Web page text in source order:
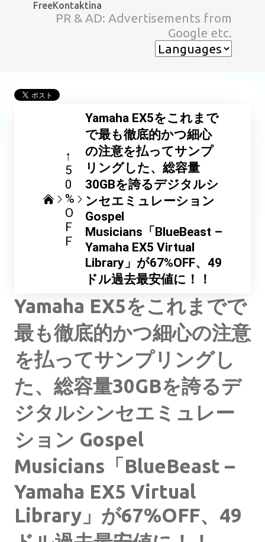
スキップしてメイン コンテンツに移動
FreeKontaktina
PR & AD: Advertisements from
Google etc.
↑
5
0
%
O
F
F
Yamaha EX5をこれまで
で最も徹底的かつ細心
の注意を払ってサンプ
リングした、総容量
30GBを誇るデジタルシ
ンセエミュレーション
Gospel
Musicians「BlueBeast –
Yamaha EX5 Virtual
Library」が67%OFF、49
ドル過去最安値に！！
Yamaha EX5をこれまでで
最も徹底的かつ細心の注意
を払ってサンプリングし
た、総容量30GBを誇るデ
ジタルシンセエミュレー
ション Gospel
Musicians「BlueBeast –
Yamaha EX5 Virtual
Library」が67%OFF、49